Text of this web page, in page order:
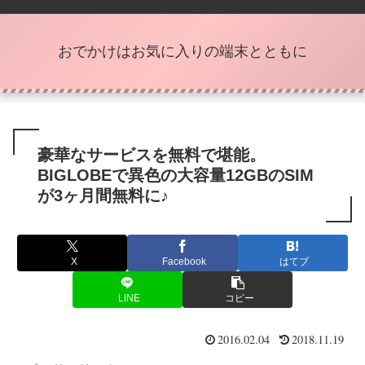
おでかけはお気に入りの端末とともに
豪華なサービスを無料で堪能。
BIGLOBEで異色の大容量12GBのSIM
が3ヶ月間無料に♪
X Facebook はてブ
LINE コピー
2016.02.04 2018.11.19